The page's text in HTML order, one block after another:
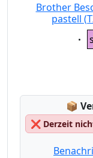
Brother
pastell
📦
❌ Derzeit